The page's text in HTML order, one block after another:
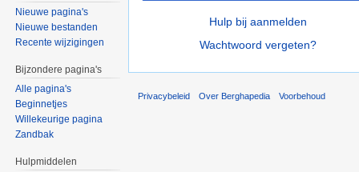
Hulp bij aanmelden
Wachtwoord vergeten?
Nieuwe pagina's
Nieuwe bestanden
Recente wijzigingen
Bijzondere pagina's
Alle pagina's
Beginnetjes
Willekeurige pagina
Zandbak
Hulpmiddelen
Privacybeleid Over Berghapedia Voorbehoud